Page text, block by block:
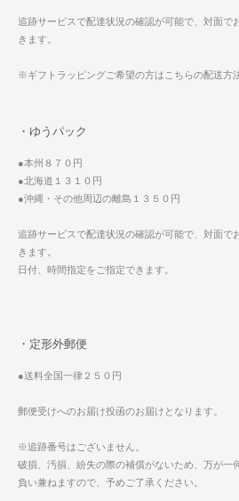
追跡サービスで配達状況の確認が可能で、対面で
きます。
※ギフトラッピングご希望の方はこちらの配送方
・ゆうパック
●本州８７０円
●北海道１３１０円
●沖縄・その他周辺の離島１３５０円
追跡サービスで配達状況の確認が可能で、対面で
きます。
日付、時間指定をご指定できます。
・定形外郵便
●送料全国一律２５０円
郵便受けへのお届け投函のお届けとなります。
※追跡番号はございません。
破損、汚損、紛失の際の補償がないため、万が一
負い兼ねますので、予めご了承ください。